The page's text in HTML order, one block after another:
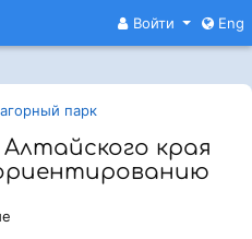
Войти Eng
парк
края